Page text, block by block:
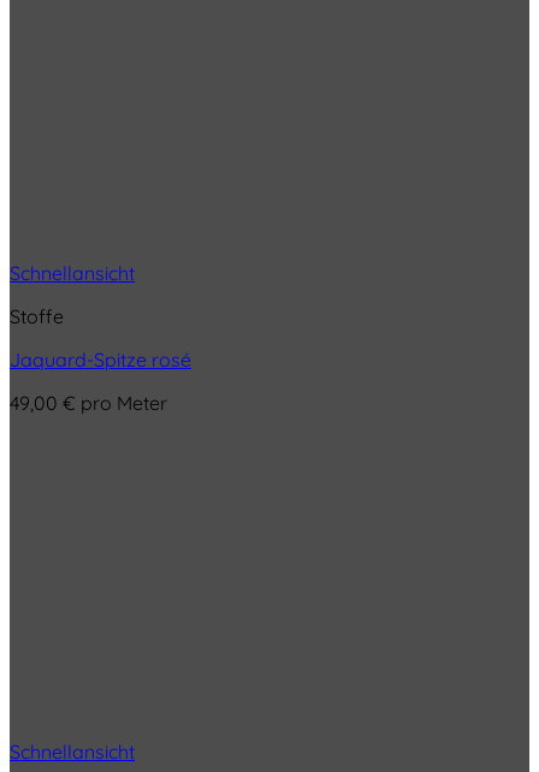
Schnellansicht
Stoffe
Jaquard-Spitze rosé
49,00 € pro Meter
Schnellansicht